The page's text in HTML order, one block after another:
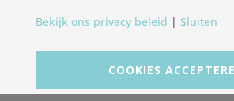
© Copyright 2026 Alba Concepts
realisatieEnjoy Branding|Privacy
Bekijk ons privacy beleid | Sluiten
COOKIES